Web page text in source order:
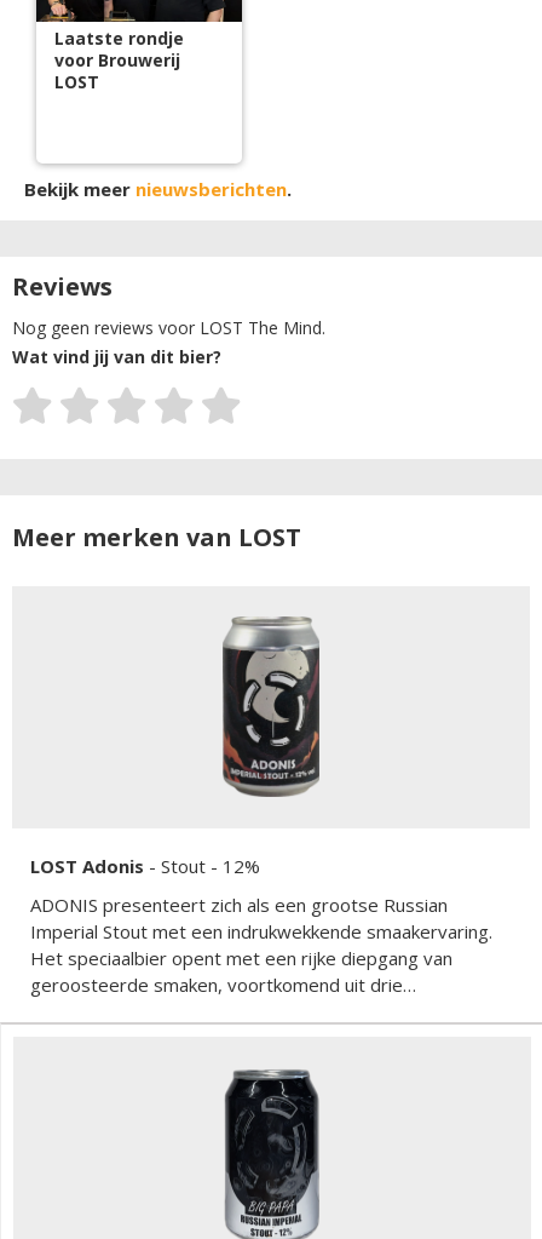
Laatste rondje
voor Brouwerij
LOST
Bekijk meer nieuwsberichten.
Reviews
Nog geen reviews voor LOST The Mind.
Wat vind jij van dit bier?
Meer merken van LOST
LOST Adonis - Stout - 12%
ADONIS presenteert zich als een grootse Russian
Imperial Stout met een indrukwekkende smaakervaring.
Het speciaalbier opent met een rijke diepgang van
geroosteerde smaken, voortkomend uit drie
chocoladesmaak toe aan dit bier, terwijl het extract van
gezouten karamel voor een bijzondere twist zorgt. Deze
stout combineert op meesterlijke wijze zoete, hartige en
bittere elementen met roastige nuances, alles
tegelijkertijd. De stroperige dikte getuigt van het dubbel
maishen en het verlengde koken.